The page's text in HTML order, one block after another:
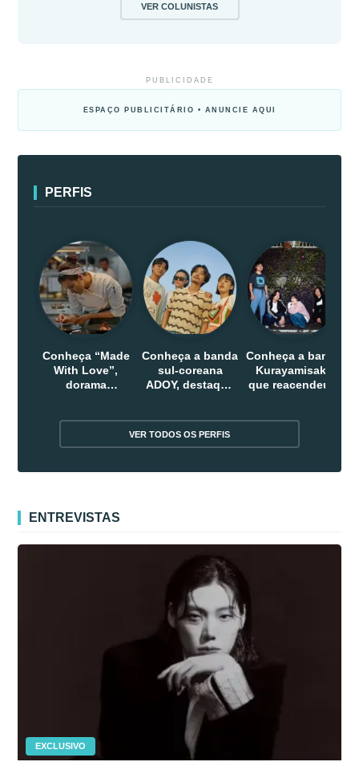
VER COLUNISTAS
PUBLICIDADE
ESPAÇO PUBLICITÁRIO • ANUNCIE AQUI
PERFIS
Conheça “Made
With Love”,
dorama
Conheça a banda
sul-coreana
ADOY, destaque
Conheça a banda
Kurayamisaka
que reacendeu o
VER TODOS OS PERFIS
ENTREVISTAS
EXCLUSIVO